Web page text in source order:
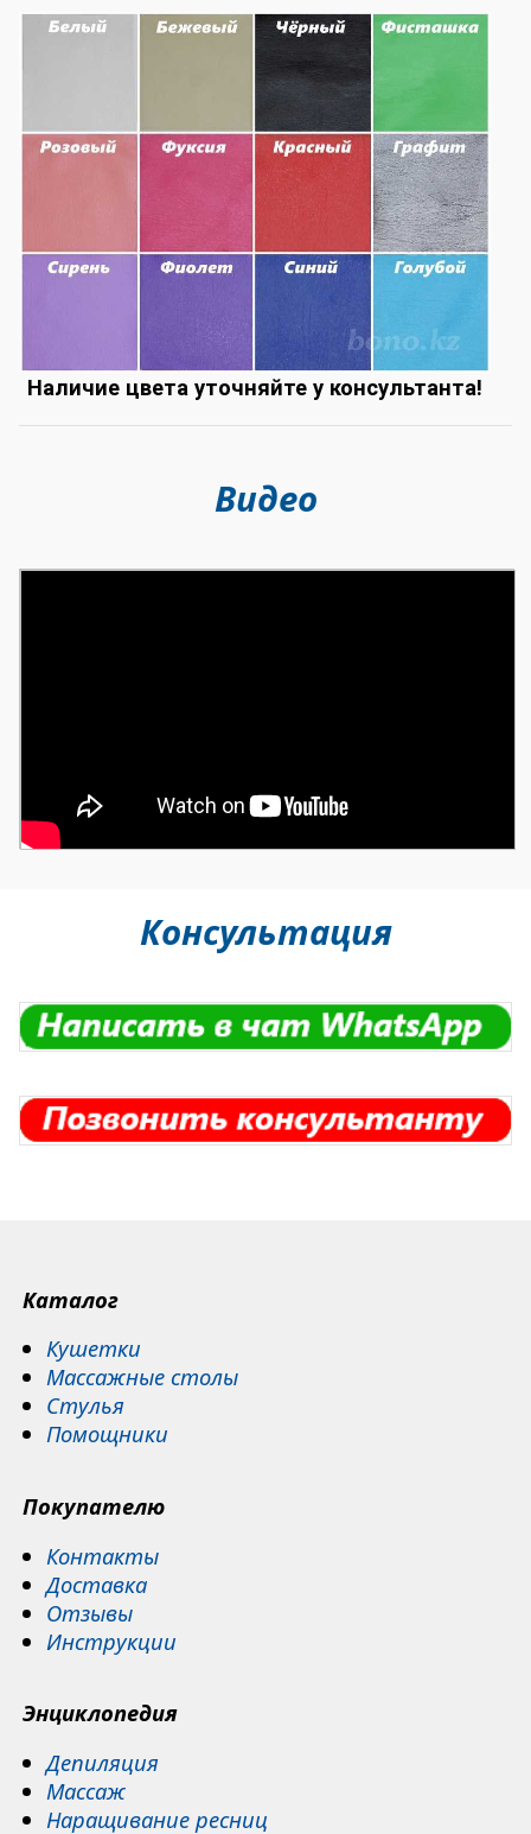
Наличие цвета уточняйте у консультанта!
Видео
Консультация
Каталог
Кушетки
Массажные столы
Стулья
Помощники
Покупателю
Контакты
Доставка
Отзывы
Инструкции
Энциклопедия
Депиляция
Массаж
Наращивание ресниц